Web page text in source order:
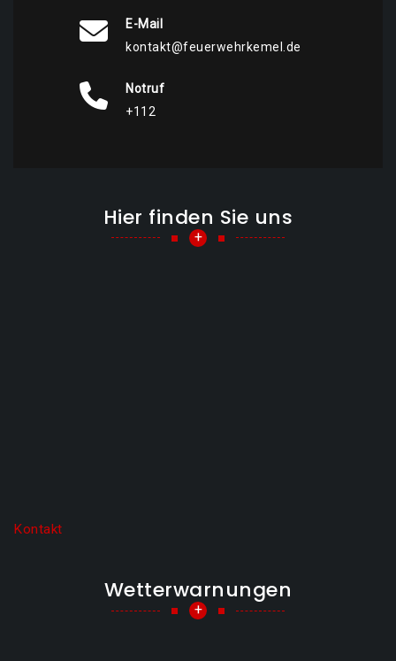
E-Mail
kontakt@feuerwehrkemel.de
Notruf
+112
Hier finden Sie uns
+
Kontakt
Wetterwarnungen
+